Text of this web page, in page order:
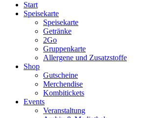
Start
Speisekarte
Speisekarte
Getränke
2Go
Gruppenkarte
Allergene und Zusatzstoffe
Shop
Gutscheine
Merchendise
Kombitickets
Events
Veranstaltung